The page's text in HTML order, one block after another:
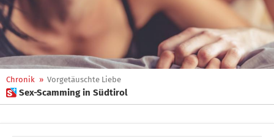
Chronik » Vorgetäuschte Liebe
 Sex-Scamming in Südtirol